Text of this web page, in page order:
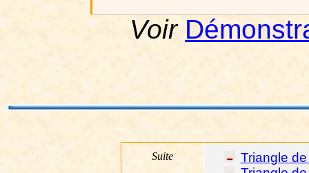
Voir
Suite
Triangle